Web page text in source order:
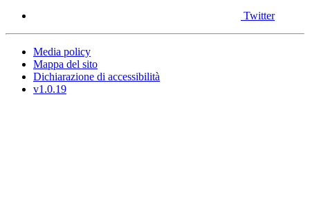
Twitter
Media policy
Mappa del sito
Dichiarazione di accessibilità
v1.0.19